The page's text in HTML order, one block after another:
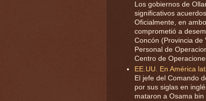
Los gobiernos de
significativos
Oficialmente, en
comprometió a
Concón (Provincia de
Personal de
Centro de
EE.UU. En América
El jefe del Comando
por sus siglas en
mataron a Osama